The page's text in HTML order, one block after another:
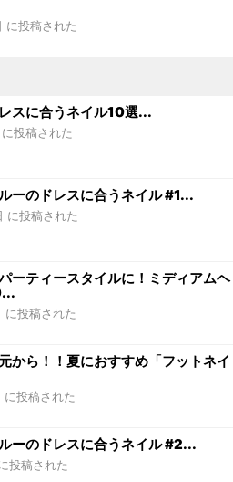
に投稿された
スに合うネイル10選...
投稿された
ーのドレスに合うネイル #1...
に投稿された
ーティースタイルに！ミディアムヘ
に投稿された
から！！夏におすすめ「フットネイ
投稿された
ーのドレスに合うネイル #2...
投稿された